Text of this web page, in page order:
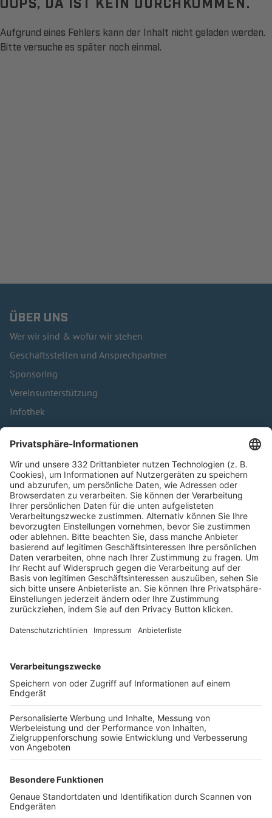
Aufgrund eines Fehlers kann der Inhalt nicht geladen werden.
Bitte versuche es später noch einmal.
ÜBER UNS
Wer wir sind & wofür wir stehen
Geschäftsstellen und Ansprechpartner
Sponsoring
Vereinsunterstützung
Infothek
Kontakt
HÄUFIG BESUCHTE SEITEN
Pässe und Vereinswechsel
Trainerausbildung
Schulungsangebot Vereinsmitarbeiter
BFV-Geschäftsstellen
Trainerbörse
Login SpielPlus
FOLGE DEM BFV
TOP-VEREINE
TOP-PARTNER